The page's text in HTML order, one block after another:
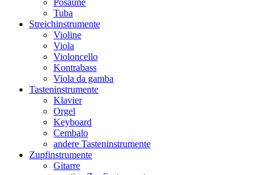
Posaune
Tuba
Streichinstrumente
Violine
Viola
Violoncello
Kontrabass
Viola da gamba
Tasteninstrumente
Klavier
Orgel
Keyboard
Cembalo
andere Tasteninstrumente
Zupfinstrumente
Gitarre